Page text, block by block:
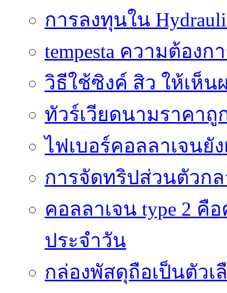
การลงทุนใน
tempesta ความต้อง
วิธีใช้ซิงค์ สิว ให้เห็
ทัวร์เวียดนามราคาถู
ไฟเบอร์คอลลาเจนยั
การจัดทริปส่วนตัวก
คอลลาเจน type 2
ประจำวัน
กล่องพัสดุถือเป็นตัว